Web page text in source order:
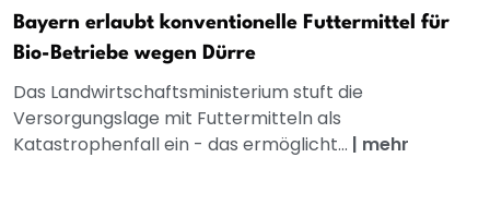
Bayern erlaubt konventionelle Futtermittel für
Bio-Betriebe wegen Dürre
Das Landwirtschaftsministerium stuft die
Versorgungslage mit Futtermitteln als
Katastrophenfall ein - das ermöglicht... | mehr